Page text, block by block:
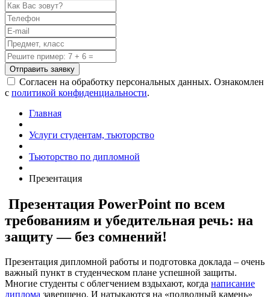
Отправить заявку
Согласен на обработку персональных данных. Ознакомлен
с политикой конфиденциальности.
Главная
Услуги студентам, тьюторство
Тьюторство по дипломной
Презентация
Презентация PowerPoint по всем
требованиям и убедительная речь: на
защиту — без сомнений!
Презентация дипломной работы и подготовка доклада – очень
важный пункт в студенческом плане успешной защиты.
Многие студенты с облегчением вздыхают, когда написание
диплома завершено. И натыкаются на «подводный камень»